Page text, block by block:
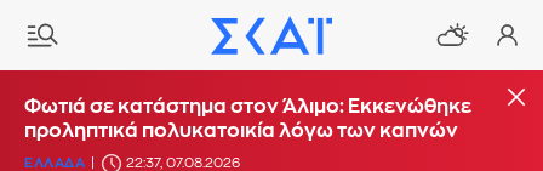
Φωτιά σε κατάστημα στον Άλιμο: Εκκενώθηκε
προληπτικά πολυκατοικία λόγω των καπνών
ΕΛΛΑΔΑ 22:37, 07.08.2026